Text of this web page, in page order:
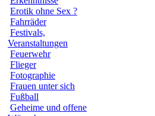
Erotik ohne Sex ?
Fahrräder
Festivals,
Veranstaltungen
Feuerwehr
Flieger
Fotographie
Frauen unter sich
Fußball
Geheime und offene